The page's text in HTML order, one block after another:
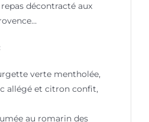
décontracté aux
verte mentholée,
allégé et citron confit,
au romarin des